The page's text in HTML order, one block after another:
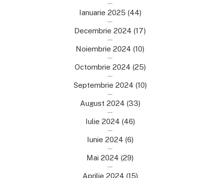
Ianuarie 2025 (44)
Decembrie 2024 (17)
Noiembrie 2024 (10)
Octombrie 2024 (25)
Septembrie 2024 (10)
August 2024 (33)
Iulie 2024 (46)
Iunie 2024 (6)
Mai 2024 (29)
Aprilie 2024 (15)